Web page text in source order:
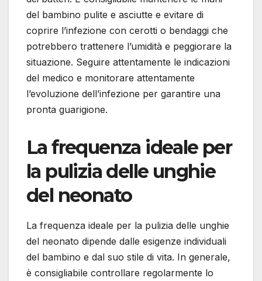
del bambino pulite e asciutte e evitare di
coprire l’infezione con cerotti o bendaggi che
potrebbero trattenere l’umidità e peggiorare la
situazione. Seguire attentamente le indicazioni
del medico e monitorare attentamente
l’evoluzione dell’infezione per garantire una
pronta guarigione.
La frequenza ideale per
la pulizia delle unghie
del neonato
La frequenza ideale per la pulizia delle unghie
del neonato dipende dalle esigenze individuali
del bambino e dal suo stile di vita. In generale,
è consigliabile controllare regolarmente lo